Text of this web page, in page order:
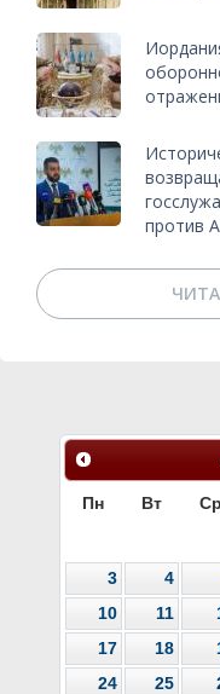
против
Пн Вт Ср
3
4
10
11
17
18
24
25